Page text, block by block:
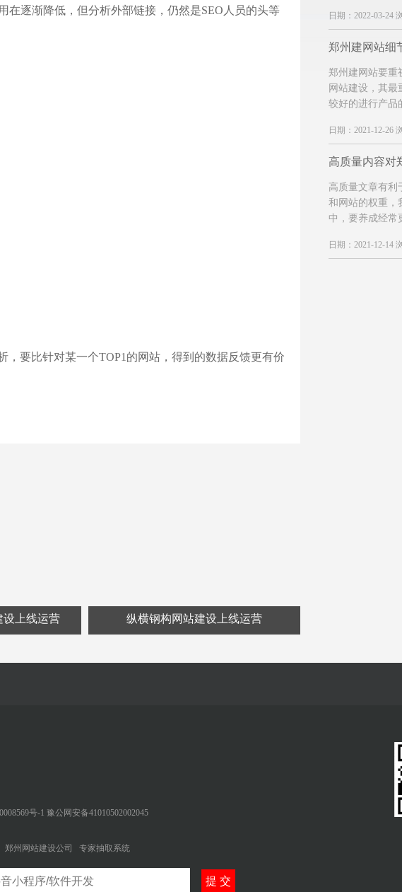
逐渐降低，但分析外部链接，仍然是SEO人员的头等
要比针对某一个TOP1的网站，得到的数据反馈更有价
日期：2022-03-24
郑州建网站细
郑州建网站要重
网站建设，其最
较好的进行产品
日期：2021-12-26
高质量文章有利
和网站的权重，
中，要养成经常
日期：2021-12-14
设上线运营 纵横钢构网站建设上线运营
号-1 豫公网安备41010502002045
郑州网站建设公司 专家抽取系统